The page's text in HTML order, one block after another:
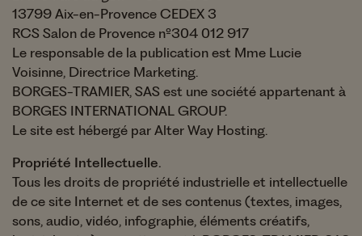
13799 Aix-en-Provence CEDEX 3
RCS Salon de Provence nº304 012 917
Le responsable de la publication est Mme Lucie
Voisinne, Directrice Marketing.
BORGES-TRAMIER, SAS est une société appartenant à
BORGES INTERNATIONAL GROUP.
Le site est hébergé par Alter Way Hosting.
Propriété Intellectuelle.
Tous les droits de propriété industrielle et intellectuelle
de ce site Internet et de ses contenus (textes, images,
sons, audio, vidéo, infographie, éléments créatifs,